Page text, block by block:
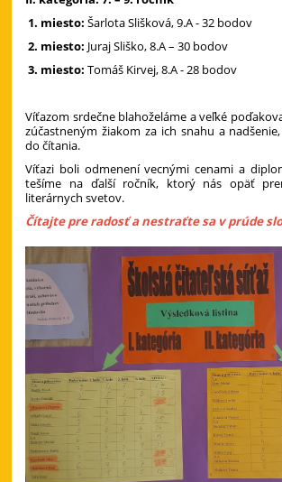
1. miesto: Šarlota Slišková, 9.A - 32 bodov
2. miesto: Juraj Sliško, 8.A – 30 bodov
3. miesto: Tomáš Kirvej, 8.A - 28 bodov
Víťazom srdečne blahoželáme a veľké
zúčastneným žiakom za ich snahu a
do čítania.
Víťazi boli odmenení vecnými cenami a
tešíme na ďalší ročník, ktorý nás opäť
literárnych svetov.
Čítajte pre radosť a nestraťte sa v prúde